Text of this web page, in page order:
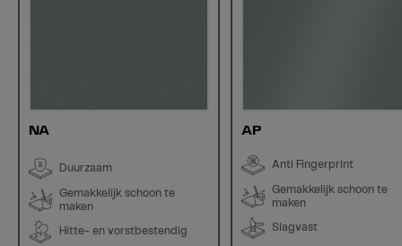
NA
Duurzaam
Gemakkelijk schoon te
maken
Hitte- en vorstbestendig
AP
Anti Fingerprint
Gemakkelijk schoon te
maken
Slagvast